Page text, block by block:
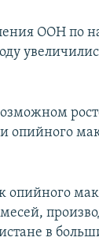
ООН по
опийного
в